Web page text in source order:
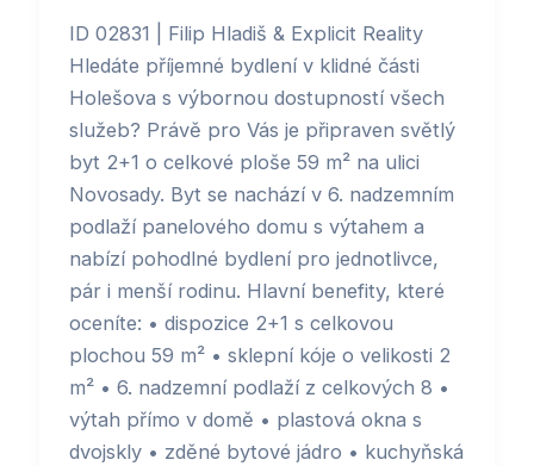
ID 02831 | Filip Hladiš & Explicit Reality
Hledáte příjemné bydlení v klidné části
Holešova s výbornou dostupností všech
služeb? Právě pro Vás je připraven světlý
byt 2+1 o celkové ploše 59 m² na ulici
Novosady. Byt se nachází v 6. nadzemním
podlaží panelového domu s výtahem a
nabízí pohodlné bydlení pro jednotlivce,
pár i menší rodinu. Hlavní benefity, které
oceníte: • dispozice 2+1 s celkovou
plochou 59 m² • sklepní kóje o velikosti 2
m² • 6. nadzemní podlaží z celkových 8 •
výtah přímo v domě • plastová okna s
dvojskly • zděné bytové jádro • kuchyňská